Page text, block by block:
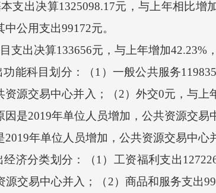
出决算1325098.17元，与上年相比增
公用支出99172元。
出决算133656元，与上年增加42.23%
科目划分：（1）一般公共服务
资源交易中心并入；（2）外交0元，与上
因是2019年单位人员增加，公共资源交
2019年单位人员增加，公共资源交易中心
分类划分：（1）工资福利支出
源交易中心并入；（2）商品和服务支出